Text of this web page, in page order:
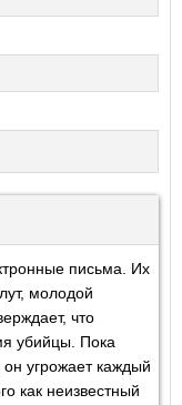
письма. Их
молодой
что
убийцы. Пока
он угрожает каждый
как неизвестный